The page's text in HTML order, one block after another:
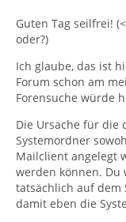
Guten Tag seilfrei!
oder?)
Ich glaube, das ist
Forum schon am
Forensuche würde
Die Ursache für die
Systemordner
Mailclient angelegt
werden können. Du
tatsächlich auf dem
damit eben die